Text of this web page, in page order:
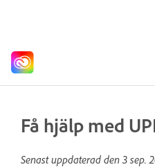
Få hjälp med
Senast uppdaterad den 3 sep.